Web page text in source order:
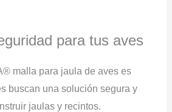
para tus aves
malla para jaula de aves es
buscan una solución segura y
jaulas y recintos.